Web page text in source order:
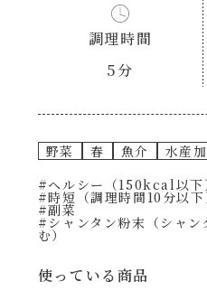
おつまみ/おやつ
ごはんもの
サラダ
シャンタンシリーズ
シャンタン粉末
創味のつゆ
創味のつゆ減塩
京の和風だし
調理時間
5分
野菜 春 魚介 水産
#ヘルシー（150kcal以下
#時短（調理時間10分以下
#副菜
#シャンタン粉末（シャン
む）
使っている商品